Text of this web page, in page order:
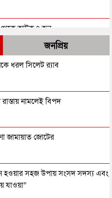
থেকে আটক ৭ জন
প্রাণ নিল ৩ জনের
জন্য যে সতর্কতা জারি করল
যুক্ত হল আরও দুই নাম
গ্রেপ্তার ৩৫
জনপ্রিয়
ধরল সিলেট র‌্যাব
নামলেই বিপদ
জামায়াত জোটের
হওয়ার সহজ উপায় সংসদ সদস্য এবং
যাওয়া”